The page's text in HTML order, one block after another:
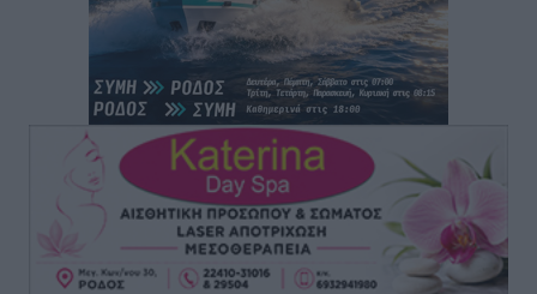
Φοίβος: Η μεγάλη επιστροφή του Μπρένο Σαλβατιέρα
πριν 5 ώρες
Κλεάνθης: Έτοιμες οι κάρτες διαρκείας της νέας
σεζόν
Αθλητικά πριν 5 ώρες
Ατρόμητος Διμυλιάς: Ο Μαργαρίτης και μία
αδιαπραγμάτευτη φιλοσοφία
Αθλητικά• πριν 5 ώρες